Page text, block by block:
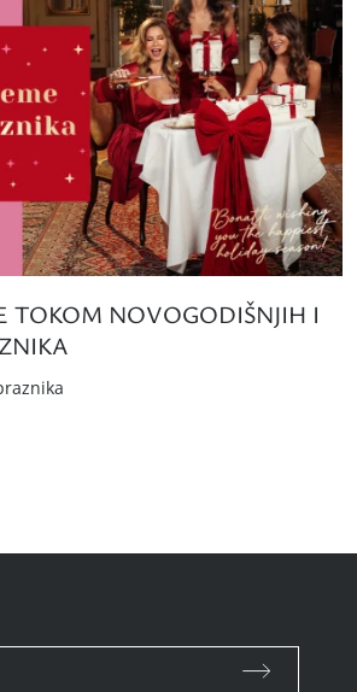
TOKOM NOVOGODIŠNJIH I